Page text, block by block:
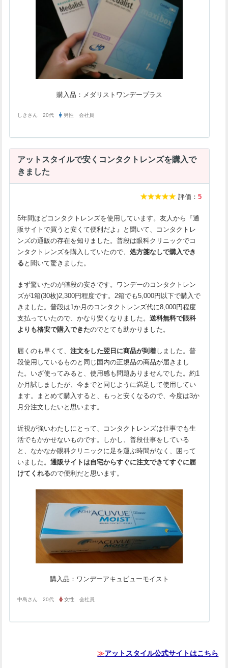
購入品：メダリストワンデープラス
しきさん 20代 男性 会社員
アットスタイルで安くコンタクトレンズを購入で
きました
評価： 5
5年間ほどコンタクトレンズを使用しています。友人から『通
販サイトで買うと安くて便利だよ』と聞いて、コンタクトレ
ンズの通販の存在を知りました。普段は眼科クリニックでコ
ンタクトレンズを購入していたので、 処方箋なしで購入でき
る と聞いて驚きました。
まず驚いたのが値段の安さです。ワンデーのコンタクトレン
ズが1箱(30枚)2,300円程度です。2箱でも5,000円以下で購入で
きました。普段は1か月のコンタクトレンズ代に8,000円程度
支払っていたので、かなり安くなりました。 送料無料で眼科
よりも格安で購入できたのでとても助かりました。
届くのも早くて、 注文をした翌日に商品が到着しました。普
段使用しているものと同じ国内の正規品の商品が届きまし
た。いざ使ってみると、使用感も問題ありませんでした。約1
か月試しましたが、今までと同じように満足して使用してい
ます。まとめて購入すると、もっと安くなるので、今度は3か
月分注文したいと思います。
近視が強いわたしにとって、コンタクトレンズは仕事でも生
活でもかかせないものです。しかし、普段仕事をしている
と、なかなか眼科クリニックに足を運ぶ時間がなく、困って
いました。 通販サイトは自宅からすぐに注文できてすぐに届
けてくれるので便利だと思います。
購入品：ワンデーアキュビューモイスト
中島さん 20代 女性 会社員
≫アットスタイル公式サイトはこちら